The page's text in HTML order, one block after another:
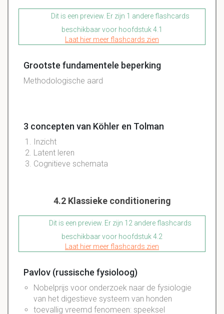
Dit is een preview. Er zijn 1 andere flashcards
beschikbaar voor hoofdstuk 4.1
Laat hier meer flashcards zien
Grootste fundamentele beperking
Methodologische aard
3 concepten van Köhler en Tolman
Inzicht
Latent leren
Cognitieve schemata
4.2 Klassieke conditionering
Dit is een preview. Er zijn 12 andere flashcards
beschikbaar voor hoofdstuk 4.2
Laat hier meer flashcards zien
Pavlov (russische fysioloog)
Nobelprijs voor onderzoek naar de fysiologie
van het digestieve systeem van honden
toevallig vreemd fenomeen: speeksel